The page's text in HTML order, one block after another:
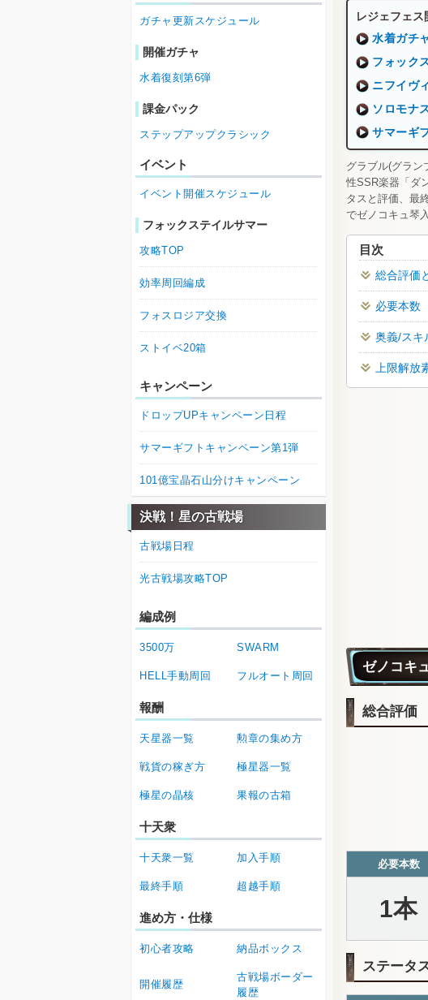
レジェフェス
水着ガチ
フォック
ニフイヴ
ソロモナ
サマーギ
グラブル(グラン
性SSR楽器「ダ
タスと評価、最
でゼノコキュ琴
目次
総合評価
必要本数
奥義/スキ
上限解放
ゼノコキ
総合評価
必要本数
1本
ステータ
ガチャ更新スケジュール
開催ガチャ
水着復刻第6弾
課金パック
ステップアップクラシック
イベント
イベント開催スケジュール
フォックステイルサマー
攻略TOP
効率周回編成
フォスロジア交換
ストイベ20箱
キャンペーン
ドロップUPキャンペーン日程
サマーギフトキャンペーン第1弾
101億宝晶石山分けキャンペーン
決戦！星の古戦場
古戦場日程
光古戦場攻略TOP
編成例
3500万 SWARM
HELL手動周回 フルオート周回
報酬
天星器一覧 勲章の集め方
戦貨の稼ぎ方 極星器一覧
極星の晶核 果報の古箱
十天衆
十天衆一覧 加入手順
最終手順 超越手順
進め方・仕様
初心者攻略 納品ボックス
開催履歴
古戦場ボーダー
履歴